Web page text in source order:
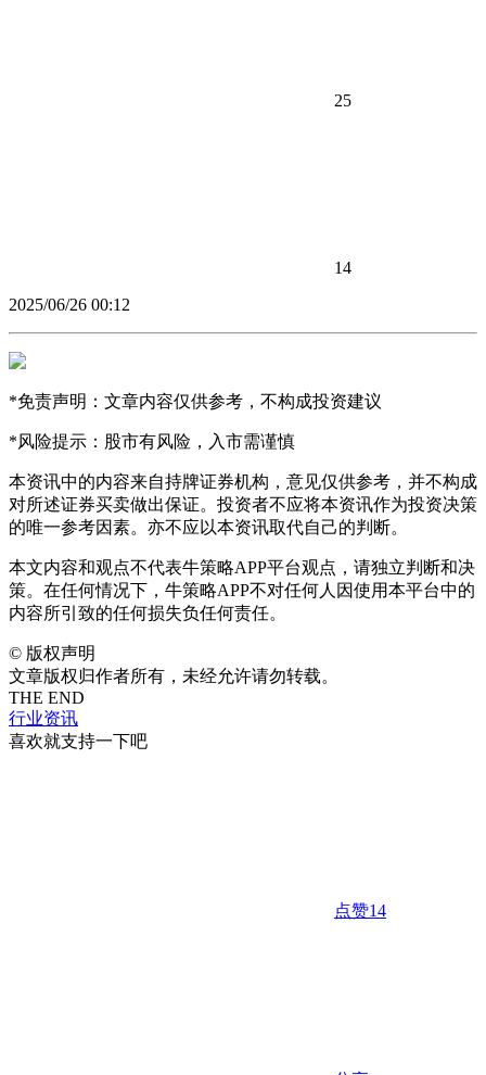
25
14
2025/06/26 00:12
*免责声明：文章内容仅供参考，不构成投资建议
*风险提示：股市有风险，入市需谨慎
本资讯中的内容来自持牌证券机构，意见仅供参考，并不构成
对所述证券买卖做出保证。投资者不应将本资讯作为投资决策
的唯一参考因素。亦不应以本资讯取代自己的判断。
本文内容和观点不代表牛策略APP平台观点，请独立判断和决
策。在任何情况下，牛策略APP不对任何人因使用本平台中的
内容所引致的任何损失负任何责任。
© 版权声明
文章版权归作者所有，未经允许请勿转载。
THE END
行业资讯
喜欢就支持一下吧
点赞14